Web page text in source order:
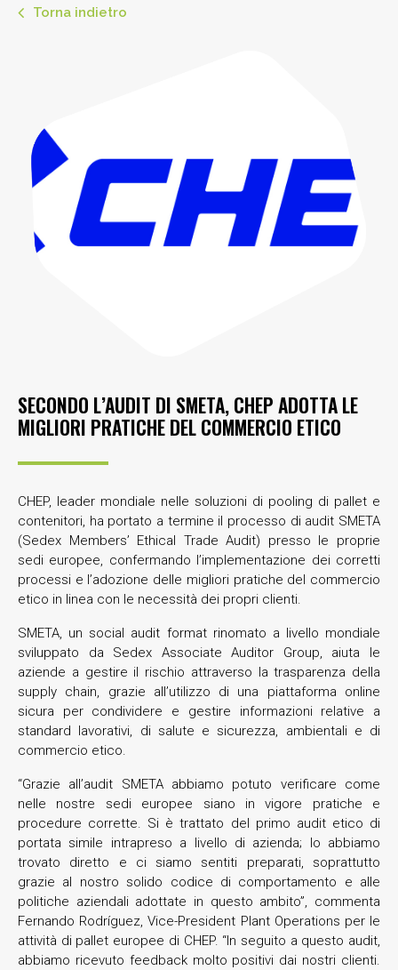
Torna indietro
SECONDO L’AUDIT DI SMETA, CHEP ADOTTA LE
MIGLIORI PRATICHE DEL COMMERCIO ETICO
CHEP, leader mondiale nelle soluzioni di pooling di pallet e
contenitori, ha portato a termine il processo di audit SMETA
(Sedex Members’ Ethical Trade Audit) presso le proprie
sedi europee, confermando l’implementazione dei corretti
processi e l’adozione delle migliori pratiche del commercio
etico in linea con le necessità dei propri clienti.
SMETA, un social audit format rinomato a livello mondiale
sviluppato da Sedex Associate Auditor Group, aiuta le
aziende a gestire il rischio attraverso la trasparenza della
supply chain, grazie all’utilizzo di una piattaforma online
sicura per condividere e gestire informazioni relative a
standard lavorativi, di salute e sicurezza, ambientali e di
commercio etico.
“Grazie all’audit SMETA abbiamo potuto verificare come
nelle nostre sedi europee siano in vigore pratiche e
procedure corrette. Si è trattato del primo audit etico di
portata simile intrapreso a livello di azienda; lo abbiamo
trovato diretto e ci siamo sentiti preparati, soprattutto
grazie al nostro solido codice di comportamento e alle
politiche aziendali adottate in questo ambito”, commenta
Fernando Rodríguez, Vice-President Plant Operations per le
attività di pallet europee di CHEP. “In seguito a questo audit,
abbiamo ricevuto feedback molto positivi dai nostri clienti.